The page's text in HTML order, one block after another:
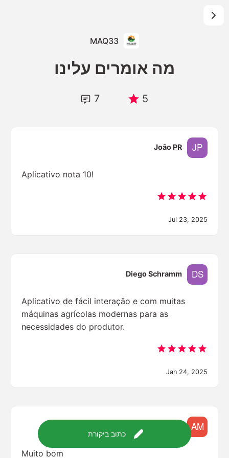
MAQ33
מה אומרים עלינו
5
7
כתוב ביקורת
João PR
Aplicativo nota 10!
Jul 23, 2025
Diego Schramm
Aplicativo de fácil interação e com muitas
máquinas agrícolas modernas para as
necessidades do produtor.
Jan 24, 2025
Muito bom